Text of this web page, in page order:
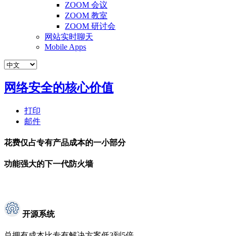
ZOOM 会议
ZOOM 教室
ZOOM 研讨会
网站实时聊天
Mobile Apps
网络安全的核心价值
打印
邮件
花费仅占专有产品成本的一小部分
功能强大的下一代防火墙
开源系统